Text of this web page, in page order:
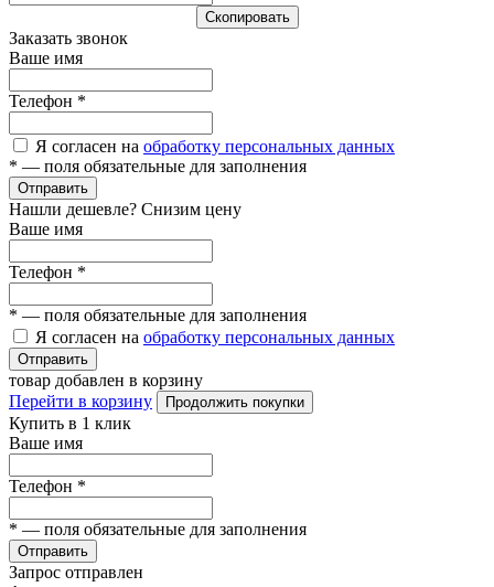
Cкопировать
Заказать звонок
Ваше имя
Телефон *
Я согласен на обработку персональных данных
* — поля обязательные для заполнения
Отправить
Нашли дешевле? Снизим цену
Ваше имя
Телефон *
* — поля обязательные для заполнения
Я согласен на обработку персональных данных
Отправить
товар добавлен в корзину
Перейти в корзину
Продолжить покупки
Купить в 1 клик
Ваше имя
Телефон *
* — поля обязательные для заполнения
Отправить
Запрос отправлен